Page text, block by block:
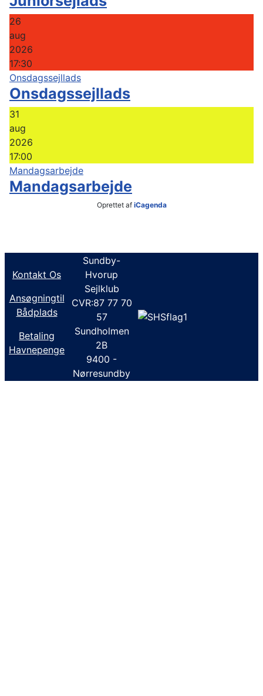
26
aug
2026
17:30
Onsdagssejllads
Onsdagssejllads
31
aug
2026
17:00
Mandagsarbejde
Mandagsarbejde
Oprettet af iCagenda
Kontakt Os
Ansøgningtil
Bådplads
Betaling
Havnepenge
Sundby-
Hvorup
Sejlklub
CVR:87 77 70
57
Sundholmen
2B
9400 -
Nørresundby